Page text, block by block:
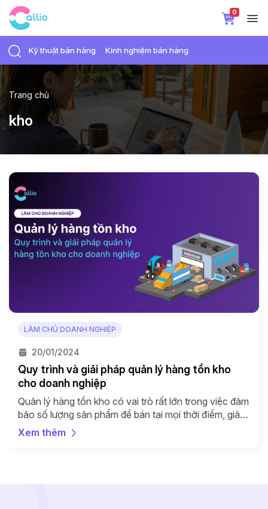
0
Kỹ thuật bán hàng Kinh nghiệm bán hàng
Trang chủ
kho
LÀM CHỦ DOANH NGHIỆP
20/01/2024
Quy trình và giải pháp quản lý hàng tồn kho
cho doanh nghiệp
Quản lý hàng tồn kho có vai trò rất lớn trong việc đảm
bảo số lượng sản phẩm để bán tại mọi thời điểm, giảm
chi phí và tăng doanh thu cho cửa hàng, doanh
nghiệp. Quản lý hàng tồn kho còn giúp loại trừ các rủi
Xem thêm